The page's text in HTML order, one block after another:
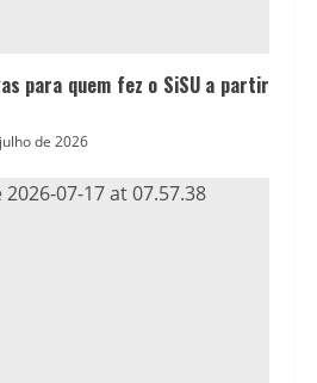
para quem fez o SiSU a partir
de 2026